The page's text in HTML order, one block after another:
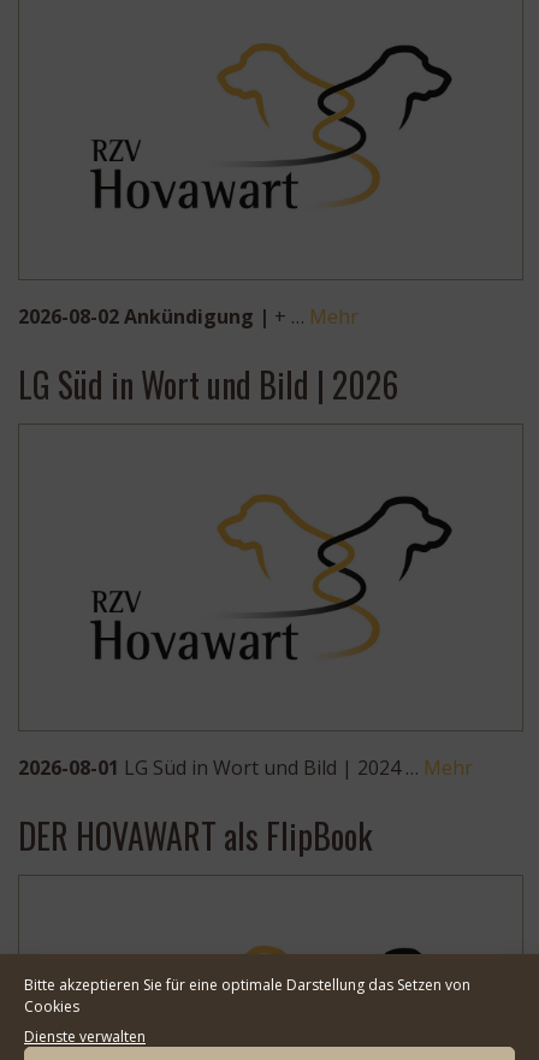
Bitte akzeptieren Sie für eine optimale Darstellung das Setzen von
Cookies
Dienste verwalten
2026-08-02 Ankündigung | + … Mehr
LG Süd in Wort und Bild | 2026
2026-08-01 LG Süd in Wort und Bild | 2024 … Mehr
DER HOVAWART als FlipBook